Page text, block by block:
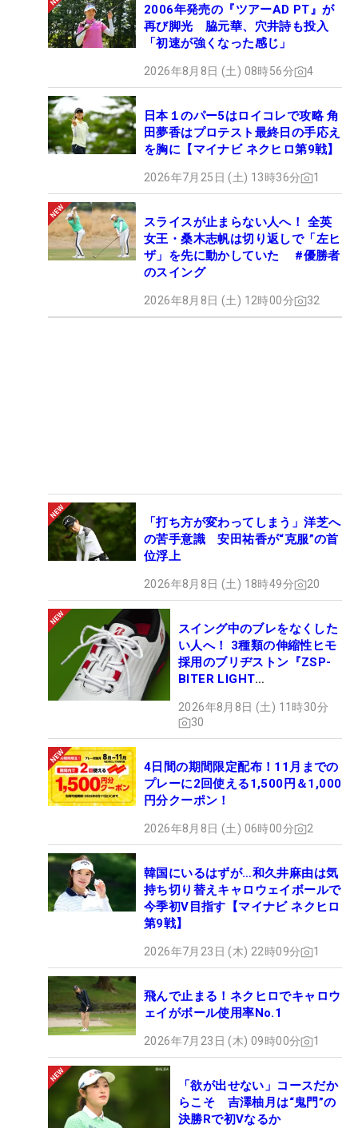
2006年発売の『ツアーAD PT』が
再び脚光 脇元華、穴井詩も投入
「初速が強くなった感じ」
2026年8月8日 (土) 08時56分 4
日本１のパー5はロイコレで攻略 角
田夢香はプロテスト最終日の手応え
を胸に【マイナビ ネクヒロ第9戦】
2026年7月25日 (土) 13時36分 1
スライスが止まらない人へ！ 全英
女王・桑木志帆は切り返しで「左ヒ
ザ」を先に動かしていた #優勝者
のスイング
2026年8月8日 (土) 12時00分 32
「打ち方が変わってしまう」洋芝へ
の苦手意識 安田祐香が“克服”の首
位浮上
2026年8月8日 (土) 18時49分 20
スイング中のブレをなくした
い人へ！ 3種類の伸縮性ヒモ
採用のブリヂストン『ZSP-
BITER LIGHT
ュー
2026年8月8日 (土) 11時30分
30
4日間の期間限定配布！11月までの
プレーに2回使える1,500円＆1,000
円分クーポン！
2026年8月8日 (土) 06時00分 2
韓国にいるはずが…和久井麻由は気
持ち切り替えキャロウェイボールで
今季初V目指す【マイナビ ネクヒロ
第9戦】
2026年7月23日 (木) 22時09分 1
飛んで止まる！ネクヒロでキャロウ
ェイがボール使用率No.1
2026年7月23日 (木) 09時00分 1
「欲が出せない」コースだか
らこそ 吉澤柚月は“鬼門”の
決勝Rで初Vなるか